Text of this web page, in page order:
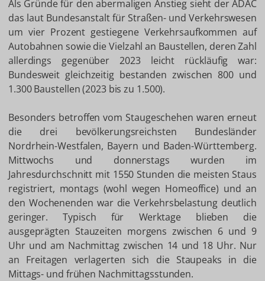
Als Gründe für den abermaligen Anstieg sieht der ADAC
das laut Bundesanstalt für Straßen- und Verkehrswesen
um vier Prozent gestiegene Verkehrsaufkommen auf
Autobahnen sowie die Vielzahl an Baustellen, deren Zahl
allerdings gegenüber 2023 leicht rückläufig war:
Bundesweit gleichzeitig bestanden zwischen 800 und
1.300 Baustellen (2023 bis zu 1.500).
Besonders betroffen vom Staugeschehen waren erneut
die drei bevölkerungsreichsten Bundesländer
Nordrhein-Westfalen, Bayern und Baden-Württemberg.
Mittwochs und donnerstags wurden im
Jahresdurchschnitt mit 1550 Stunden die meisten Staus
registriert, montags (wohl wegen Homeoffice) und an
den Wochenenden war die Verkehrsbelastung deutlich
geringer. Typisch für Werktage blieben die
ausgeprägten Stauzeiten morgens zwischen 6 und 9
Uhr und am Nachmittag zwischen 14 und 18 Uhr. Nur
an Freitagen verlagerten sich die Staupeaks in die
Mittags- und frühen Nachmittagsstunden.